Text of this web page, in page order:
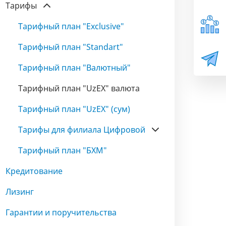
Тарифы
Тарифный план "Exclusive"
Тарифный план "Standart"
Тарифный план "Валютный"
Тарифный план "UzEX" валюта
Тарифный план "UzEX" (сум)
Тарифы для филиала Цифровой
Тарифный план "БХМ"
Кредитование
Лизинг
Гарантии и поручительства